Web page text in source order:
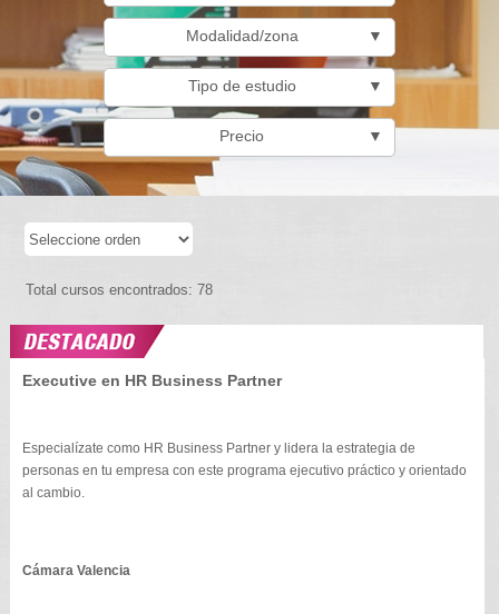
Modalidad/zona ▼
Tipo de estudio ▼
Precio ▼
Total cursos encontrados: 78
Executive en HR Business Partner
Especialízate como HR Business Partner y lidera la estrategia de
personas en tu empresa con este programa ejecutivo práctico y orientado
al cambio.
Cámara Valencia